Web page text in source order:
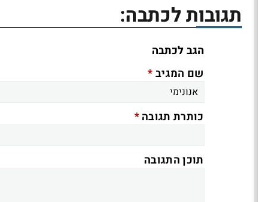
תגובות לכתבה:
הגב לכתבה
שם המגיב*
כותרת תגובה*
תוכן התגובה